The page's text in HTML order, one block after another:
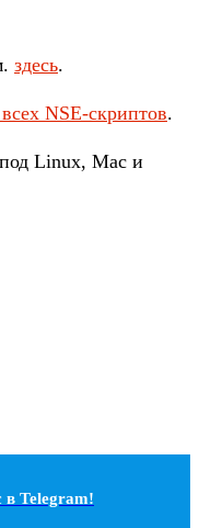
здесь.
NSE-скриптов.
Linux, Mac и
Telegram!